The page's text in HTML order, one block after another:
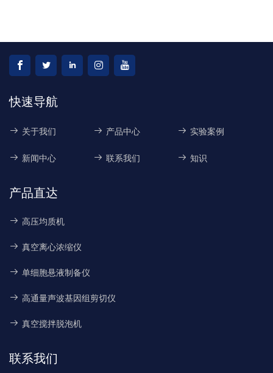
快速导航
关于我们 产品中心 实验案例
新闻中心 联系我们 知识
产品直达
高压均质机
真空离心浓缩仪
单细胞悬液制备仪
高通量声波基因组剪切仪
真空搅拌脱泡机
联系我们